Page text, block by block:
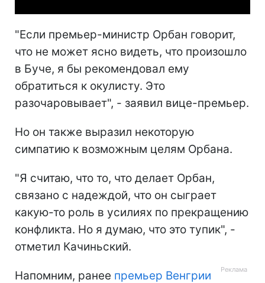
"Если премьер-министр Орбан говорит,
что не может ясно видеть, что произошло
в Буче, я бы рекомендовал ему
обратиться к окулисту. Это
разочаровывает", - заявил вице-премьер.
Но он также выразил некоторую
симпатию к возможным целям Орбана.
"Я считаю, что то, что делает Орбан,
связано с надеждой, что он сыграет
какую-то роль в усилиях по прекращению
конфликта. Но я думаю, что это тупик", -
отметил Качиньский.
Напомним, ранее премьер Венгрии